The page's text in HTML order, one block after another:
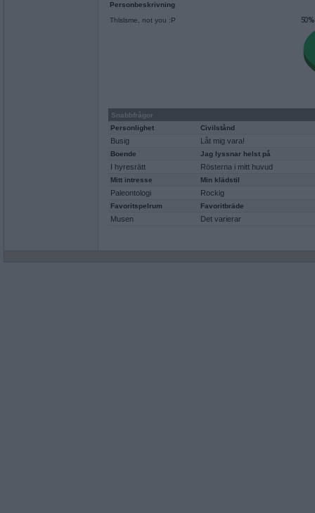
Personbeskrivning
Thlslsme, not you :P
Snabbfrågor
Personlighet
Civilstånd
Busig Låt mig vara!
Boende Jag lyssnar helst på
I hyresrätt Rösterna i mitt huvud
Mitt intresse Min klädstil
Paleontologi Rockig
Favoritspelrum Favoritbräde
Musen Det varierar